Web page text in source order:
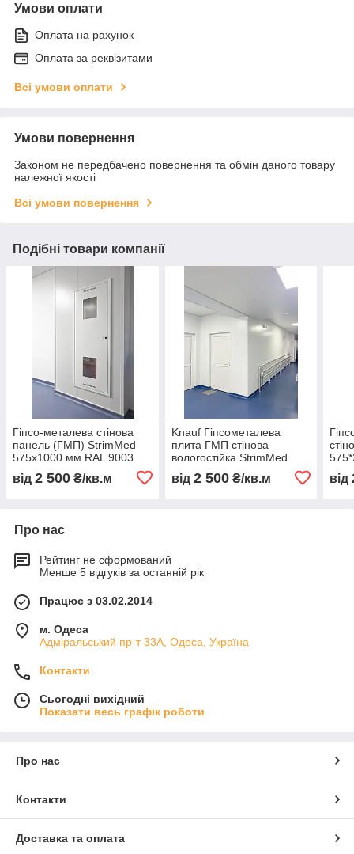
Умови оплати
Оплата на рахунок
Оплата за реквізитами
Всі умови оплати
Умови повернення
Законом не передбачено повернення та обмін даного товару
належної якості
Всі умови повернення
Подібні товари компанії
Гіпсо-металева стінова
панель (ГМП) StrimMed
575х1000 мм RAL 9003
від 2 500 ₴/кв.м
Knauf Гіпсометалева
плита ГМП стінова
вологостійка StrimMed
від 2 500₴/кв.м від
Про нас
Рейтинг не сформований
Менше 5 відгуків за останній рік
Працює з 03.02.2014
м. Одеса
Адміральський пр-т 33А, Одеса, Україна
Контакти
Сьогодні вихідний
Показати весь графік роботи
Про нас
Контакти
Доставка та оплата